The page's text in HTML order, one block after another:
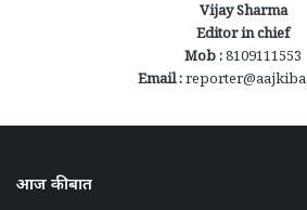
Vijay Sharma
Editor in chief
Mob :8109111553
Email :
आज की बात